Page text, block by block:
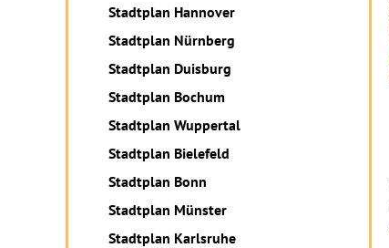
Stadtplan Hannover
Stadtplan Nürnberg
Stadtplan Duisburg
Stadtplan Bochum
Stadtplan Wuppertal
Stadtplan Bielefeld
Stadtplan Bonn
Stadtplan Münster
Stadtplan Karlsruhe